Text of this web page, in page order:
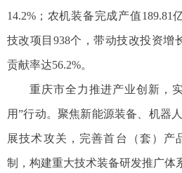
14.2%；农机装备完成产值189.81
技改项目938个，带动技改投资增
贡献率达56.2%。
重庆市全力推进产业创新，
用”行动。聚焦新能源装备、机器
展技术攻关，完善首台（套）产
制，构建重大技术装备研发推广体